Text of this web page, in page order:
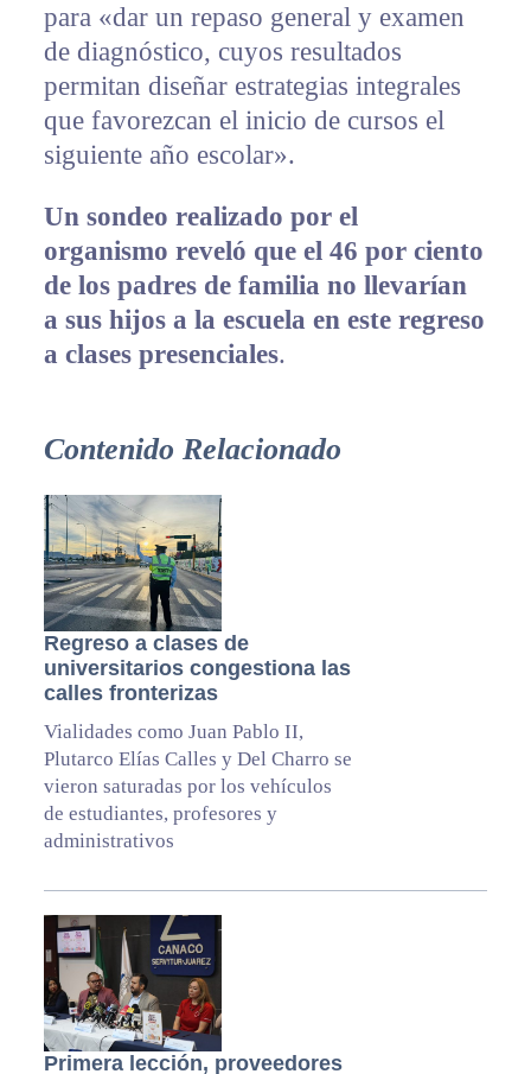
para «dar un repaso general y examen
de diagnóstico, cuyos resultados
permitan diseñar estrategias integrales
que favorezcan el inicio de cursos el
siguiente año escolar».
Un sondeo realizado por el
organismo reveló que el 46 por ciento
de los padres de familia no llevarían
a sus hijos a la escuela en este regreso
a clases presenciales.
Contenido Relacionado
Regreso a clases de
universitarios congestiona las
calles fronterizas
Vialidades como Juan Pablo II,
Plutarco Elías Calles y Del Charro se
vieron saturadas por los vehículos
de estudiantes, profesores y
administrativos
Primera lección, proveedores